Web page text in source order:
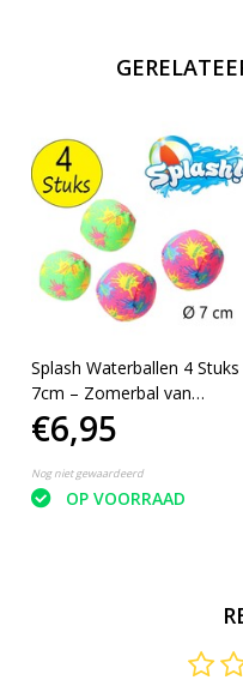
Splash Waterballen 4 Stuks
7cm – Zomerbal van
Polyester – Stressbal –
Splash Ball – Groen Roze
€6,95
Nog niet gewaardeerd
OP VOORRAAD